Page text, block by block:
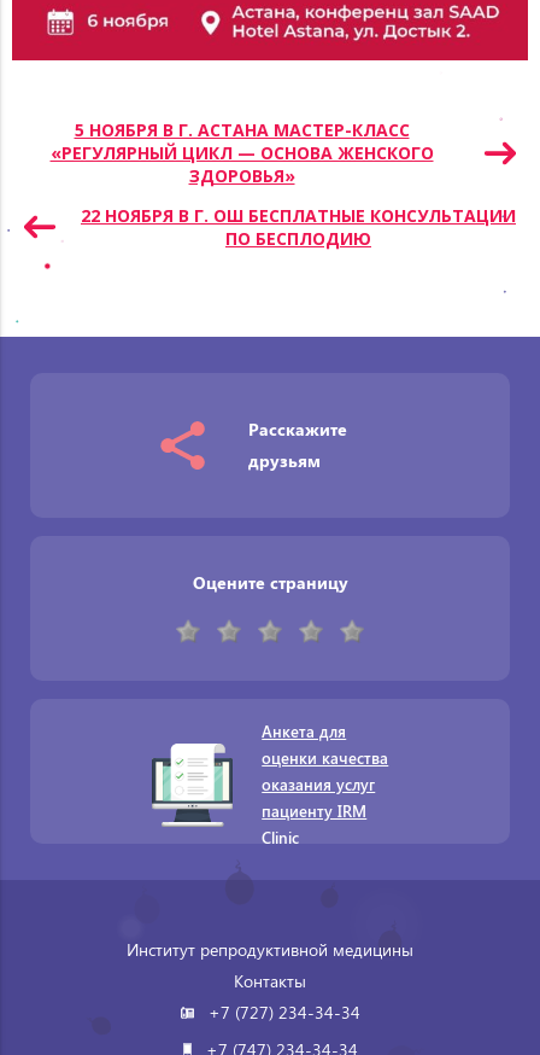
Навигация
5 НОЯБРЯ В Г. АСТАНА МАСТЕР-КЛАСС
«РЕГУЛЯРНЫЙ ЦИКЛ — ОСНОВА ЖЕНСКОГО
ЗДОРОВЬЯ»
22 НОЯБРЯ В Г. ОШ БЕСПЛАТНЫЕ КОНСУЛЬТАЦИИ
ПО БЕСПЛОДИЮ
Расскажите
друзьям
Оцените страницу
Анкета для
оценки качества
оказания услуг
пациенту IRM
Clinic
Институт репродуктивной медицины
Контакты
+7 (727) 234-34-34
+7 (747) 234-34-34